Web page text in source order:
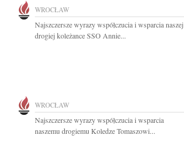
WROCŁAW
Najszczersze wyrazy współczucia i wsparcia naszej
drogiej koleżance SSO Annie...
WROCŁAW
Najszczersze wyrazy współczucia i wsparcia
naszemu drogiemu Koledze Tomaszowi...